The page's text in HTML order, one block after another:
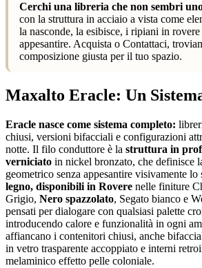
Cerchi una libreria che non sembri
con la struttura in acciaio a vista come
la nasconde, la esibisce, i ripiani in
appesantire. Acquista o Contattaci,
composizione giusta per il tuo spazio.
Maxalto Eracle: Un
Eracle nasce come sistema completo:
chiusi, versioni bifacciali e configurazioni
notte. Il filo conduttore è la struttura in
verniciato in nickel bronzato, che definisce
geometrico senza appesantire visivamente lo
legno, disponibili in Rovere nelle finiture
Grigio, Nero spazzolato, Segato bianco e
pensati per dialogare con qualsiasi palette
introducendo calore e funzionalità in ogni
affiancano i contenitori chiusi, anche
in vetro trasparente accoppiato e interni
melaminico effetto pelle coloniale.